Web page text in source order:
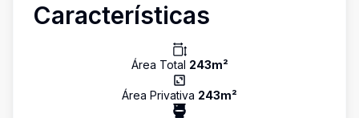
Características
Área Total 243m²
Área Privativa 243m²